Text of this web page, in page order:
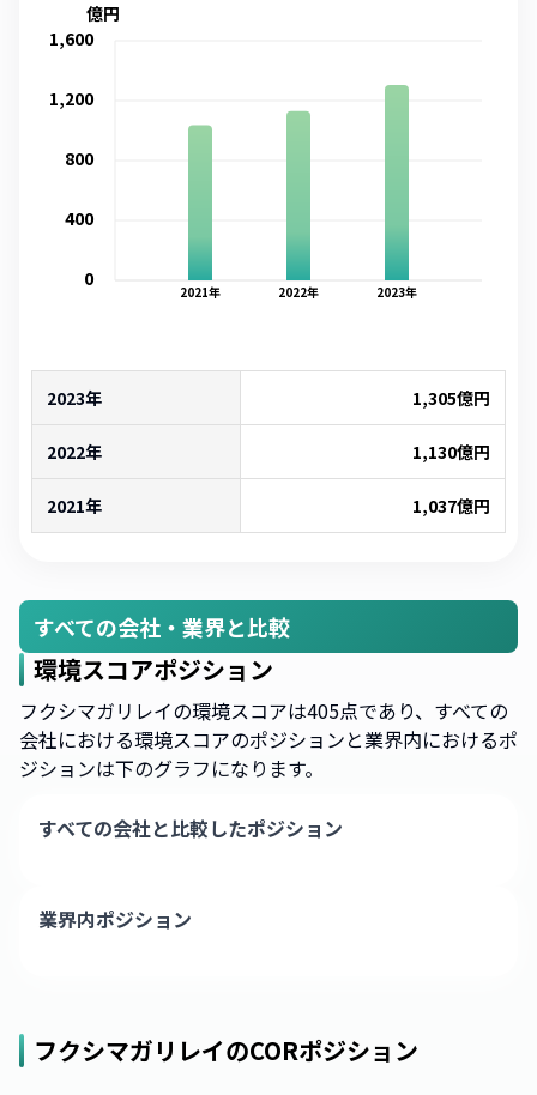
2021年 2022年 2023年
0
400
800
1,200
1,600
億円
2023年 1,305億円
2022年 1,130億円
2021年 1,037億円
すべての会社・業界と比較
環境スコアポジション
フクシマガリレイの環境スコアは405点であり、すべての
会社における環境スコアのポジションと業界内におけるポ
ジションは下のグラフになります。
すべての会社と比較したポジション
業界内ポジション
フクシマガリレイのCORポジション